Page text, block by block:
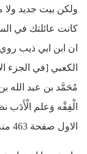
ولكن بيت جديد ولا
كانت عائلتك في
ان ابن ابي ذيب
مُحَمَّد بن عبد الله
الْفِقْه وَعلم الْأَدَب
الاول صفحة 463 منه].